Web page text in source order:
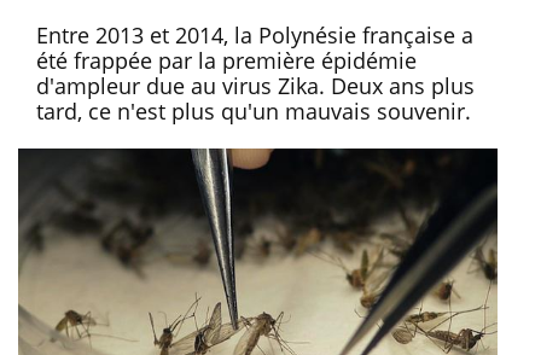
Entre 2013 et 2014, la Polynésie française a
été frappée par la première épidémie
d'ampleur due au virus Zika. Deux ans plus
tard, ce n'est plus qu'un mauvais souvenir.